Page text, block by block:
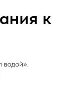
к
водой».